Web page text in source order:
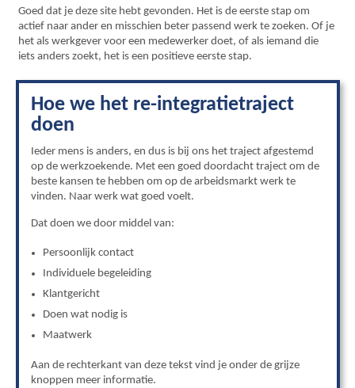
Goed dat je deze site hebt gevonden. Het is de eerste stap om
actief naar ander en misschien beter passend werk te zoeken. Of je
het als werkgever voor een medewerker doet, of als iemand die
iets anders zoekt, het is een positieve eerste stap.
Hoe we het re-integratietraject
doen
Ieder mens is anders, en dus is bij ons het traject afgestemd
op de werkzoekende. Met een goed doordacht traject om de
beste kansen te hebben om op de arbeidsmarkt werk te
vinden. Naar werk wat goed voelt.
Dat doen we door middel van:
Persoonlijk contact
Individuele begeleiding
Klantgericht
Doen wat nodig is
Maatwerk
Aan de rechterkant van deze tekst vind je onder de grijze
knoppen meer informatie.